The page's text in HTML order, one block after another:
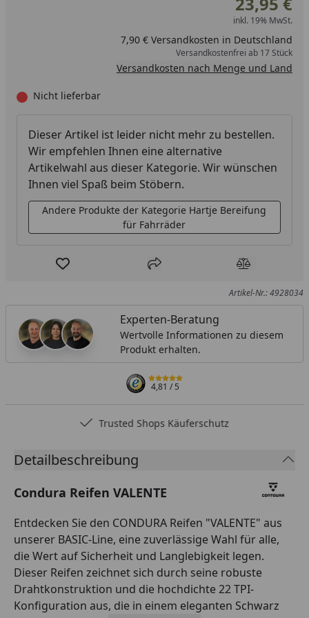
inkl. 19% MwSt.
7,90 € Versandkosten in Deutschland
Versandkostenfrei ab 17 Stück
Versandkosten nach Menge und Land
Nicht lieferbar
Dieser Artikel ist leider nicht mehr zu bestellen.
Wir empfehlen Ihnen eine alternative
Artikelwahl aus dieser Kategorie. Wir wünschen
Ihnen viel Spaß beim Stöbern.
Andere Produkte der Kategorie Hartje Bereifung
für Fahrräder
Produkt zur Wunschliste hinzufügen
Teilen Produkt
Artikel-Nr.: 4928034
Experten-Beratung
Wertvolle Informationen zu diesem
Produkt erhalten.
4,81/ 5
Trusted Shops Käuferschutz
Detailbeschreibung
Condura Reifen VALENTE
Entdecken Sie den CONDURA Reifen "VALENTE" aus
unserer BASIC-Line, eine zuverlässige Wahl für alle,
die Wert auf Sicherheit und Langlebigkeit legen.
Dieser Reifen zeichnet sich durch seine robuste
Drahtkonstruktion und die hochdichte 22 TPI-
Konfiguration aus, die in einem eleganten Schwarz